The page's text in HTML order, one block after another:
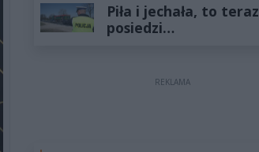
Piła i jechała, to teraz
posiedzi…
REKLAMA